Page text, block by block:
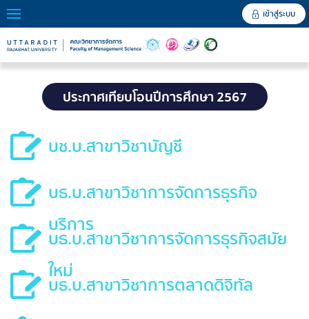
เข้าสู่ระบบ
ประกาศเทียบโอนปีการศึกษา 2567
บช.บ.สาขาวิชาบัญชี
บธ.บ.สาขาวิชาการจัดการธุรกิจ
บริการ
บธ.บ.สาขาวิชาการจัดการธุรกิจสมัย
ใหม่
บธ.บ.สาขาวิชาการตลาดดิจิทัล